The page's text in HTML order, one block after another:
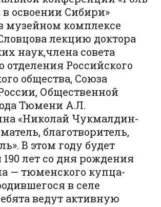
в освоении Сибири»
музейном комплексе
лекцию доктора
наук,члена совета
отделения Российского
общества, Союза
Общественной
Тюмени А.Л.
«Николай Чукмалдин-
благотворитель,
В этом году будет
190 лет со дня рождения
— тюменского купца-
в селе
ведут активную